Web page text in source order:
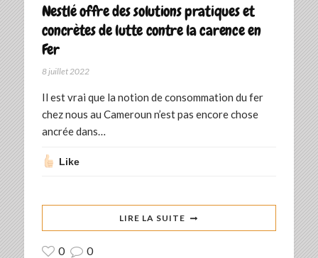
Nestlé offre des solutions pratiques et
concrètes de lutte contre la carence en
Fer
8 juillet 2022
Il est vrai que la notion de consommation du fer
chez nous au Cameroun n’est pas encore chose
ancrée dans…
Like
LIRE LA SUITE
0 0